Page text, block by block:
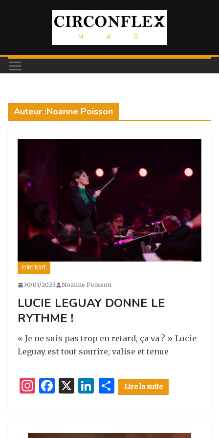
Auteur :Noanne Poisson
PORTRAIT
30/03/2023 Noanne Poisson
LUCIE LEGUAY DONNE LE
RYTHME !
« Je ne suis pas trop en retard, ça va ? » Lucie
Leguay est tout sourire, valise et tenue
I
a
F
e
X
Li
e
P
ar
g
Lire la suite